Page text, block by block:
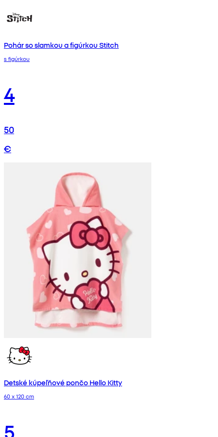
Pohár so slamkou a figúrkou Stitch
s figúrkou
4
50
€
Detské kúpeľňové pončo Hello Kitty
60 x 120 cm
5